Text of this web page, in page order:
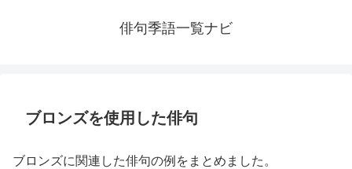
俳句季語一覧ナビ
ブロンズを使用した俳句
ブロンズに関連した俳句の例をまとめました。